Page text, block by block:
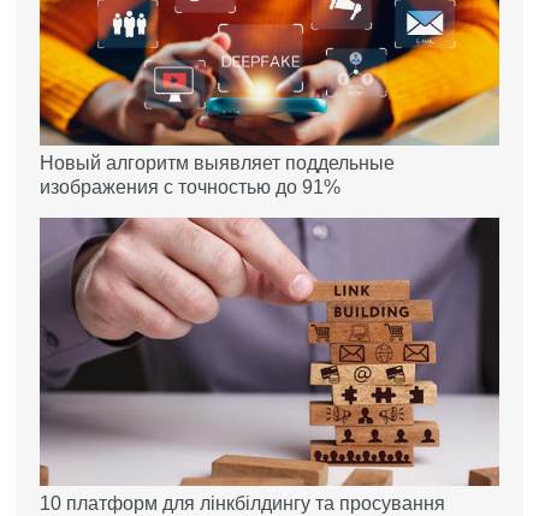
Новый алгоритм выявляет поддельные
изображения с точностью до 91%
10 платформ для лінкбілдингу та просування